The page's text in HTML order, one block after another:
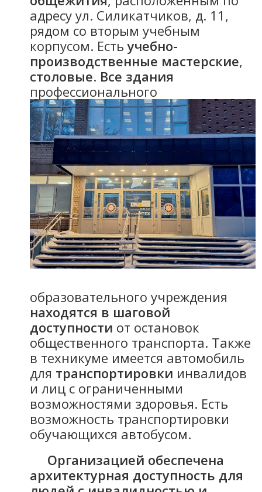
адресу ул. Силикатчиков, д. 11,
рядом со вторым учебным
корпусом. Естьучебно-
производственные мастерские,
столовые. Все здания
профессионального
образовательного учреждения
находятся в шаговой
доступности от остановок
общественного транспорта. Также
в техникуме имеется автомобиль
для транспортировки инвалидов
и лиц с ограниченными
возможностями здоровья. Есть
возможность транспортировки
обучающихся автобусом.
Организацией обеспечена
архитектурная доступность для